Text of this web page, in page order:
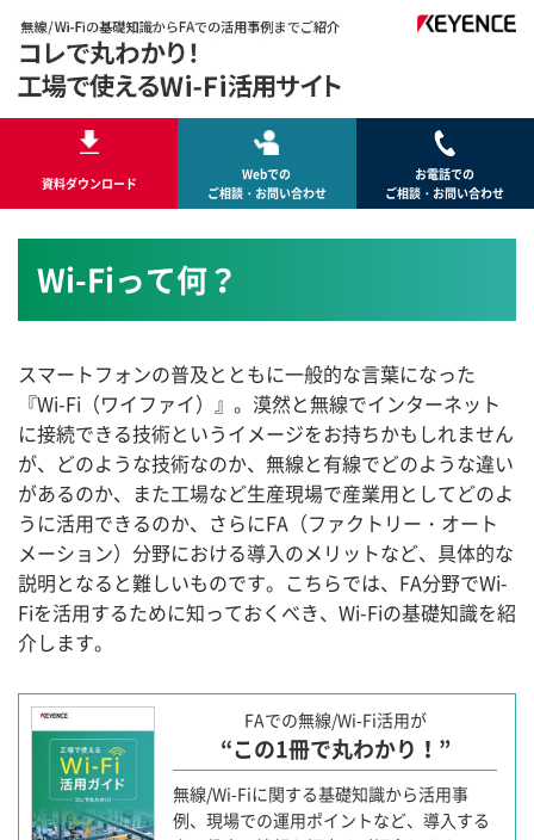
資料ダウンロード
Webでの
ご相談・お問い合わせ
お電話での
ご相談・お問い合わせ
Wi-Fiって何？
スマートフォンの普及とともに一般的な言葉になった
『Wi-Fi（ワイファイ）』。漠然と無線でインターネット
に接続できる技術というイメージをお持ちかもしれません
が、どのような技術なのか、無線と有線でどのような違い
があるのか、また工場など生産現場で産業用としてどのよ
うに活用できるのか、さらにFA（ファクトリー・オート
メーション）分野における導入のメリットなど、具体的な
説明となると難しいものです。こちらでは、FA分野でWi-
Fiを活用するために知っておくべき、Wi-Fiの基礎知識を紹
介します。
FAでの無線/Wi-Fi活用が
“この1冊で丸わかり！”
無線/Wi-Fiに関する基礎知識から活用事
例、現場での運用ポイントなど、導入する